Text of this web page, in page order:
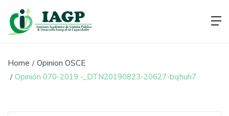
Home
Opinion OSCE
Opinión 070-2019 -_DTN20190823-20627-bqhuh7